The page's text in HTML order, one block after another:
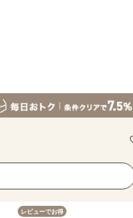
レビューでお得